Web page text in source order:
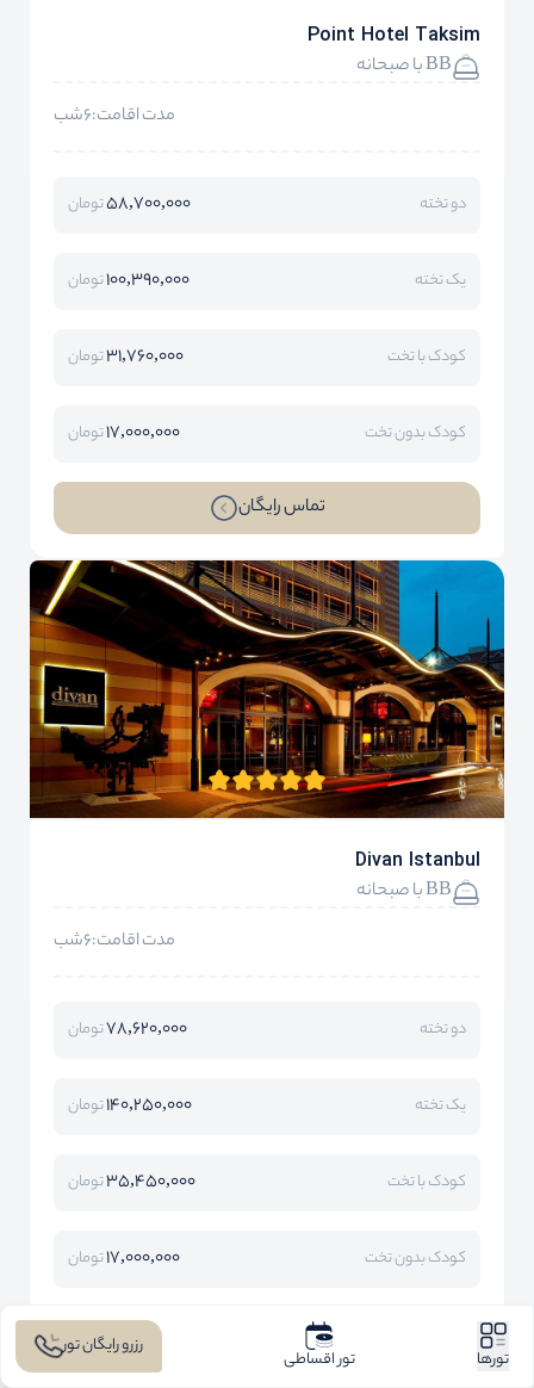
Point Hotel Taksim
BB با صبحانه
مدت اقامت:6شب
دو تخته 58,700,000تومان
یک تخته 100,390,000تومان
کودک با تخت 31,760,000تومان
کودک بدون تخت 17,000,000تومان
تماس رایگان
Divan Istanbul
BB با صبحانه
مدت اقامت:6شب
دو تخته 78,620,000تومان
یک تخته 140,250,000تومان
کودک با تخت 35,450,000تومان
کودک بدون تخت 17,000,000تومان
تماس رایگان
تورها تور اقساطی
رزرو رایگان تور